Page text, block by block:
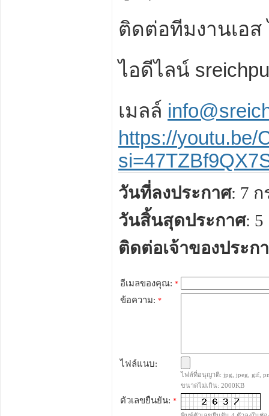
ติดต่อทีมงานเอส
ไอดีไลน์
เมลล์
https://youtu.be/
si=
วันที่ลงประกาศ: 7
วันสิ้นสุดประกาศ: 5
ติดต่อเจ้าของประก
อีเมลของคุณ: *
ข้อความ: *
ไฟล์แนบ:
ไฟล์ที่อนุญาติ: jpg, jpeg, gif,
ขนาดไม่เกิน: 2000KB
ตัวเลขยืนยัน: *